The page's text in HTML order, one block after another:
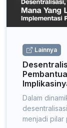
Lainnya
Dalam
menjadi pilar